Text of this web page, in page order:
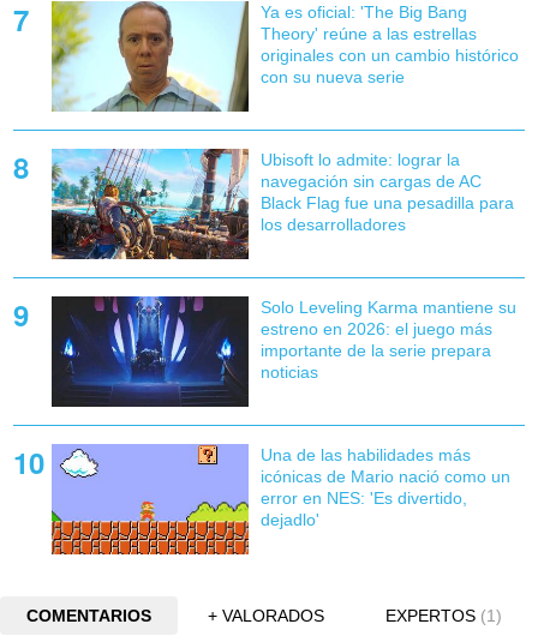
Ya es oficial: 'The Big Bang
Theory' reúne a las estrellas
originales con un cambio histórico
con su nueva serie
Ubisoft lo admite: lograr la
navegación sin cargas de AC
Black Flag fue una pesadilla para
los desarrolladores
Solo Leveling Karma mantiene su
estreno en 2026: el juego más
importante de la serie prepara
noticias
Una de las habilidades más
icónicas de Mario nació como un
error en NES: 'Es divertido,
dejadlo'
COMENTARIOS + VALORADOS EXPERTOS (1)